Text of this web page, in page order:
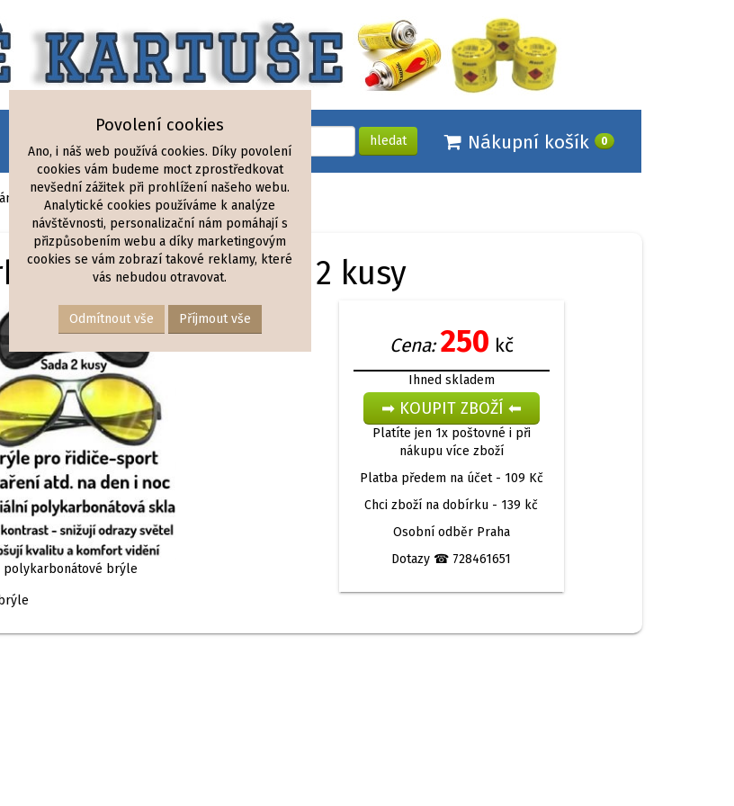
Nákupní košík 0
hledat
Kempingové sport potřeby
brýle sada 2 kusy
polykarbonátové brýle
Cena: 250 kč
Ihned skladem
Platíte jen 1x poštovné i při
nákupu více zboží
Platba předem na účet - 109 Kč
Chci zboží na dobírku - 139 kč
Osobní odběr Praha
Dotazy ☎ 728461651
Povolení cookies
Ano, i náš web používá cookies. Díky povolení
cookies vám budeme moct zprostředkovat
nevšední zážitek při prohlížení našeho webu.
Analytické cookies používáme k analýze
návštěvnosti, personalizační nám pomáhají s
přizpůsobením webu a díky marketingovým
cookies se vám zobrazí takové reklamy, které
vás nebudou otravovat.
Odmítnout vše Příjmout vše